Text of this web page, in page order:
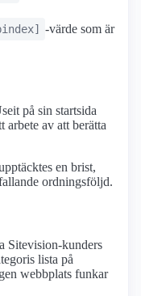
-värde som är
på sin startsida
arbete av att berätta
en brist,
ordningsföljd.
Sitevision-kunders
lista på
webbplats funkar